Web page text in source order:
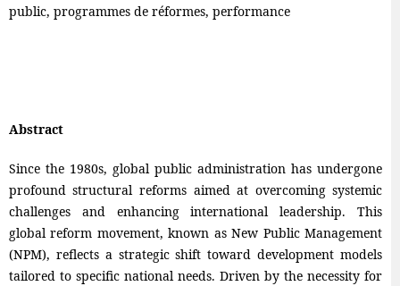
public, programmes de réformes, performance
Abstract
Since the 1980s, global public administration has undergone
profound structural reforms aimed at overcoming systemic
challenges and enhancing international leadership. This
global reform movement, known as New Public Management
(NPM), reflects a strategic shift toward development models
tailored to specific national needs. Driven by the necessity for